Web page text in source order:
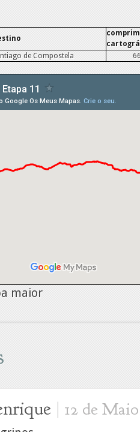
de Compostela
maior
| 12 de